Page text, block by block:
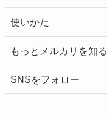
使いかた
もっとメルカリを知る
SNSをフォロー